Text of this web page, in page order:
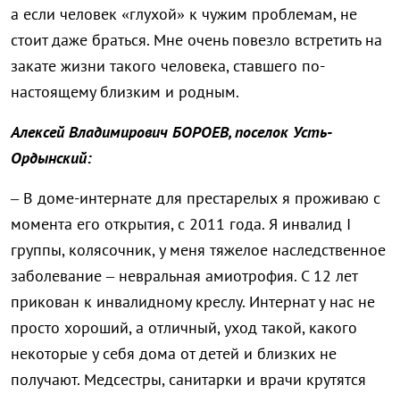
а если человек «глухой» к чужим проблемам, не
стоит даже браться. Мне очень повезло встретить на
закате жизни такого человека, ставшего по-
настоящему близким и родным.
Алексей Владимирович БОРОЕВ, поселок Усть-
Ордынский:
– В доме-интернате для престарелых я проживаю с
момента его открытия, с 2011 года. Я инвалид I
группы, колясочник, у меня тяжелое наследственное
заболевание – невральная амиотрофия. С 12 лет
прикован к инвалидному креслу. Интернат у нас не
просто хороший, а отличный, уход такой, какого
некоторые у себя дома от детей и близких не
получают. Медсестры, санитарки и врачи крутятся